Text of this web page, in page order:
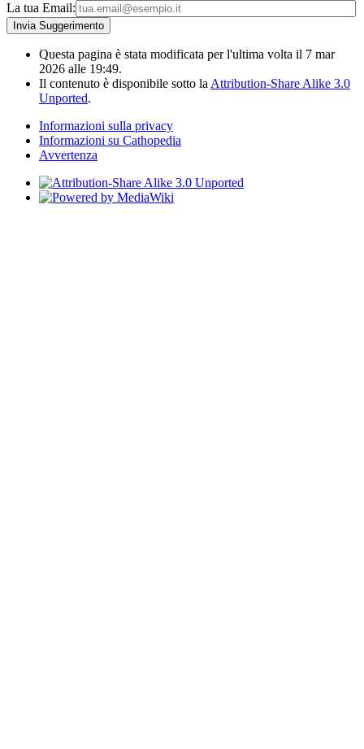
La tua Email:
Questa pagina è stata modificata per l'ultima volta il 7 mar
2026 alle 19:49.
Il contenuto è disponibile sotto laAttribution-Share Alike 3.0
Unported.
Informazioni sulla privacy
Informazioni su Cathopedia
Avvertenza